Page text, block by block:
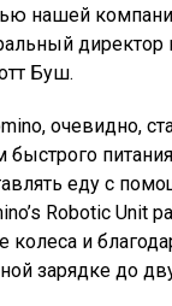
нашей
Буш.
очевидно,
еду с
Robotic Unit
колеса и
зарядке до